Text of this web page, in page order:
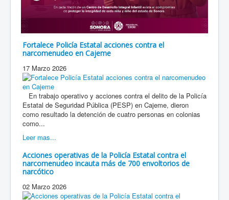
Fortalece Policía Estatal acciones contra el
narcomenudeo en Cajeme
17 Marzo 2026
En trabajo operativo y acciones contra el delito de la Policía
Estatal de Seguridad Pública (PESP) en Cajeme, dieron
como resultado la detención de cuatro personas en colonias
como...
Leer mas...
Acciones operativas de la Policía Estatal contra el
narcomenudeo incauta más de 700 envoltorios de
narcótico
02 Marzo 2026